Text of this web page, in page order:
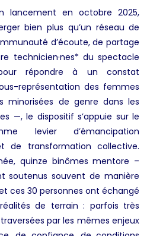
lancement en octobre 2025,
bien plus qu’un réseau de
d’écoute, de partage
technicien·nes* du spectacle
répondre à un constat
représentation des femmes
minorisées de genre dans les
—, le dispositif s’appuie sur le
levier d’émancipation
de transformation collective.
quinze binômes mentore –
soutenus souvent de manière
ces 30 personnes ont échangé
de terrain : parfois très
par les mêmes enjeux